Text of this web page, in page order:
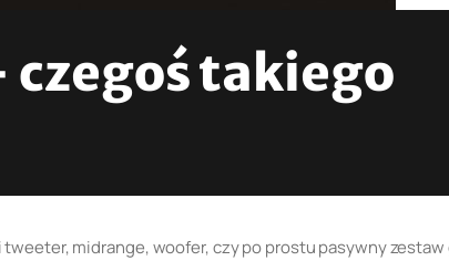
czegoś takiego
midrange, woofer, czy po prostu pasywny zestaw